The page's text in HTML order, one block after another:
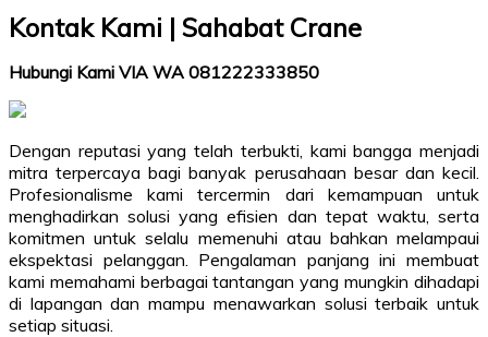
Kontak Kami | Sahabat Crane
Hubungi Kami VIA WA 081222333850
Dengan reputasi yang telah terbukti, kami bangga menjadi
mitra terpercaya bagi banyak perusahaan besar dan kecil.
Profesionalisme kami tercermin dari kemampuan untuk
menghadirkan solusi yang efisien dan tepat waktu, serta
komitmen untuk selalu memenuhi atau bahkan melampaui
ekspektasi pelanggan. Pengalaman panjang ini membuat
kami memahami berbagai tantangan yang mungkin dihadapi
di lapangan dan mampu menawarkan solusi terbaik untuk
setiap situasi.